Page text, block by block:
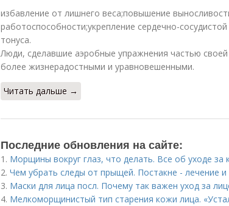
избавление от лишнего веса;повышение
работоспособности;укрепление сердечно-
тонуса.
Люди, сделавшие аэробные упражнения частью
более жизнерадостными и уравновешенными.
Читать дальше →
Последние обновления на сайте:
1. Морщины вокруг глаз, что делать. Все об уходе за
2. Чем убрать следы от прыщей. Постакне - лечение и
3. Маски для лица посл. Почему так важен уход за
4. Мелкоморщинистый тип старения кожи лица.